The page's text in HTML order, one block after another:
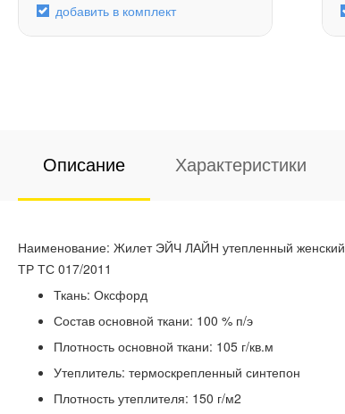
добавить в комплект
Описание Характеристики
Наименование: Жилет ЭЙЧ ЛАЙН утепленный женский
ТР ТС 017/2011
Ткань: Оксфорд
Состав основной ткани: 100 % п/э
Плотность основной ткани: 105 г/кв.м
Утеплитель: термоскрепленный синтепон
Плотность утеплителя: 150 г/м2